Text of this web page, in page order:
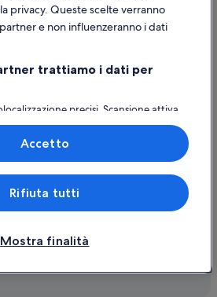
di un hotel o una casa vacanze
di Expedia Group. Tutti i diritti riservati.
sono marchi registrati o marchi di Expedia,
privacy. Queste scelte verranno
e non influenzeranno i dati
trattiamo i dati per
precisi. Scansione attiva
dispositivo ai fini
Archiviare informazioni su dispositivo
e contenuti personalizzati,
dei contenuti e degli
pubblico, sviluppo di servizi.
(fornitori)
Mostra finalità
Rifiuta tutti
Accetto